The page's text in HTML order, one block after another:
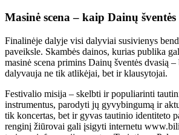
Masinė scena – kaip Dainų
Finalinėje dalyje visi dalyviai susivienys
paveiksle. Skambės dainos, kurias publika
masinė scena primins Dainų šventės dvasią
dalyvauja ne tik atlikėjai, bet ir klausytojai.
Festivalio misija – skelbti ir populiarinti
instrumentus, parodyti jų gyvybingumą ir
tik koncertas, bet ir gyvas tautinio identiteto
renginį žiūrovai gali įsigyti internetu